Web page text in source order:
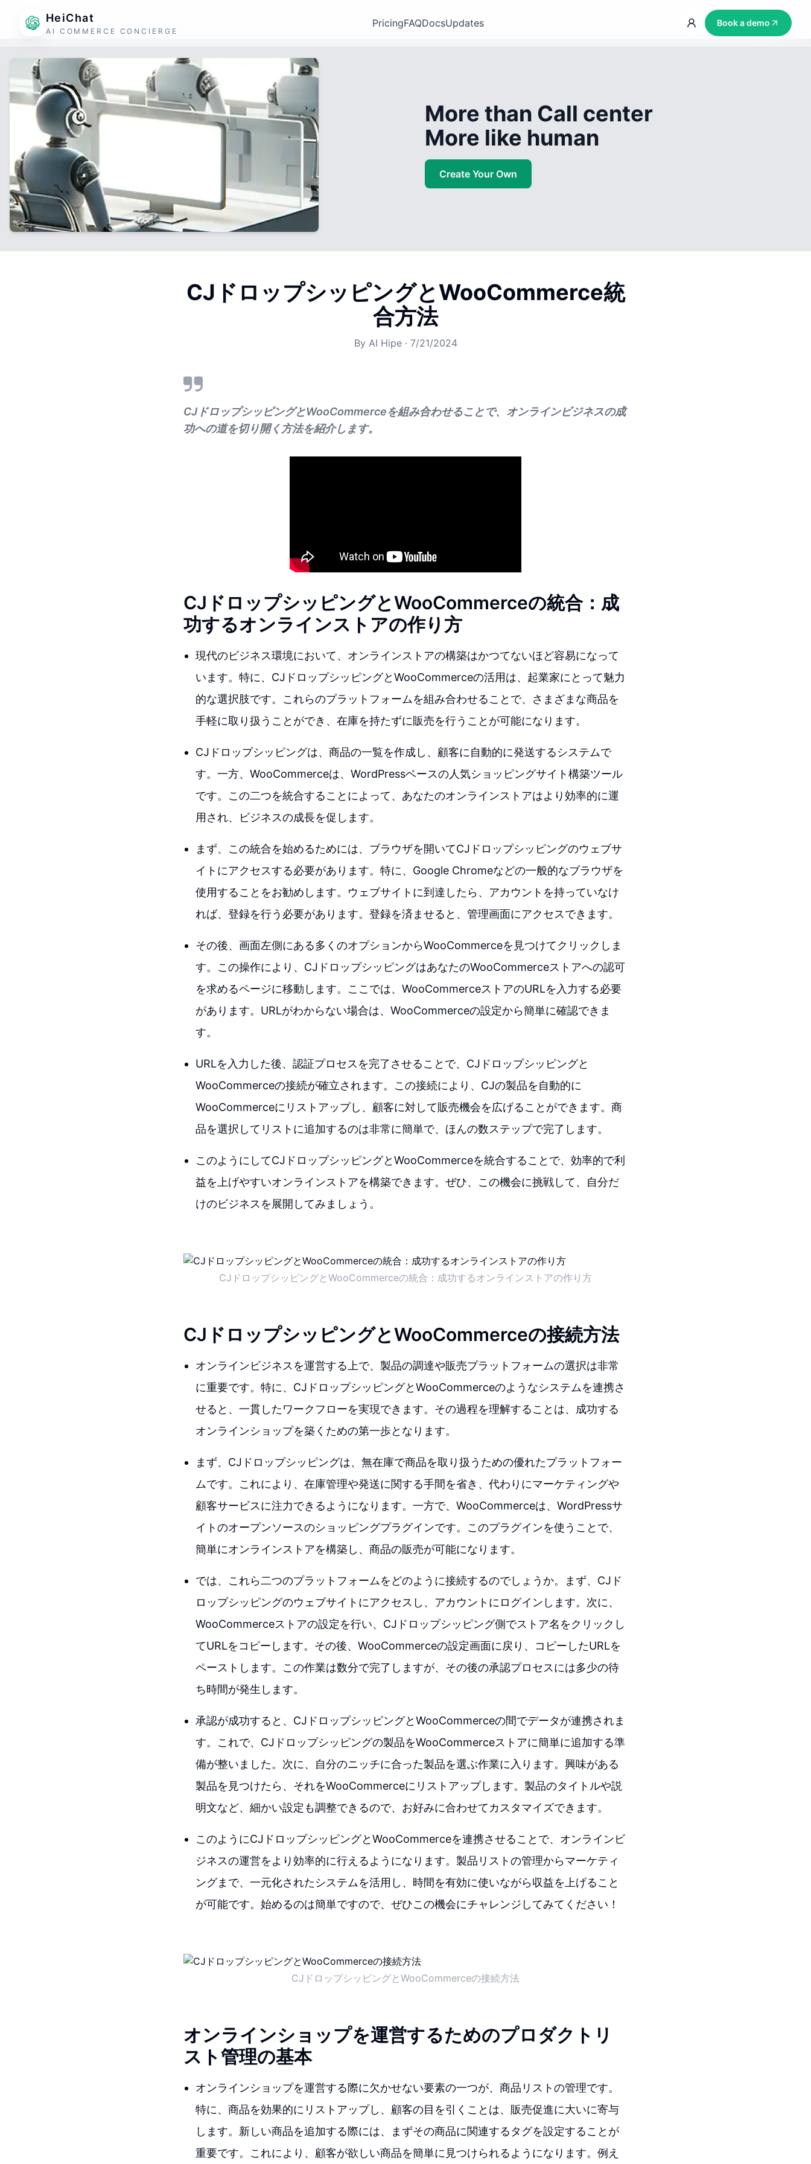
HeiChat
AI COMMERCE CONCIERGE
PricingFAQDocsUpdates Book a demo
More than Call center
More like human
Create Your Own
CJドロップシッピングとWooCommerce統
合方法
By AI Hipe· 7/21/2024
CJドロップシッピングとWooCommerceを組み合わせることで、オンラインビジネスの成
功への道を切り開く方法を紹介します。
CJドロップシッピングとWooCommerceの統合：成
功するオンラインストアの作り方
現代のビジネス環境において、オンラインストアの構築はかつてないほど容易になって
います。特に、CJドロップシッピングとWooCommerceの活用は、起業家にとって魅力
的な選択肢です。これらのプラットフォームを組み合わせることで、さまざまな商品を
手軽に取り扱うことができ、在庫を持たずに販売を行うことが可能になります。
CJドロップシッピングは、商品の一覧を作成し、顧客に自動的に発送するシステムで
す。一方、WooCommerceは、WordPressベースの人気ショッピングサイト構築ツール
です。この二つを統合することによって、あなたのオンラインストアはより効率的に運
用され、ビジネスの成長を促します。
まず、この統合を始めるためには、ブラウザを開いてCJドロップシッピングのウェブサ
イトにアクセスする必要があります。特に、Google Chromeなどの一般的なブラウザを
使用することをお勧めします。ウェブサイトに到達したら、アカウントを持っていなけ
れば、登録を行う必要があります。登録を済ませると、管理画面にアクセスできます。
その後、画面左側にある多くのオプションからWooCommerceを見つけてクリックしま
す。この操作により、CJドロップシッピングはあなたのWooCommerceストアへの認可
を求めるページに移動します。ここでは、WooCommerceストアのURLを入力する必要
があります。URLがわからない場合は、WooCommerceの設定から簡単に確認できま
す。
URLを入力した後、認証プロセスを完了させることで、CJドロップシッピングと
WooCommerceの接続が確立されます。この接続により、CJの製品を自動的に
WooCommerceにリストアップし、顧客に対して販売機会を広げることができます。商
品を選択してリストに追加するのは非常に簡単で、ほんの数ステップで完了します。
このようにしてCJドロップシッピングとWooCommerceを統合することで、効率的で利
益を上げやすいオンラインストアを構築できます。ぜひ、この機会に挑戦して、自分だ
けのビジネスを展開してみましょう。
CJドロップシッピングとWooCommerceの統合：成功するオンラインストアの作り方
CJドロップシッピングとWooCommerceの接続方法
オンラインビジネスを運営する上で、製品の調達や販売プラットフォームの選択は非常
に重要です。特に、CJドロップシッピングとWooCommerceのようなシステムを連携さ
せると、一貫したワークフローを実現できます。その過程を理解することは、成功する
オンラインショップを築くための第一歩となります。
まず、CJドロップシッピングは、無在庫で商品を取り扱うための優れたプラットフォー
ムです。これにより、在庫管理や発送に関する手間を省き、代わりにマーケティングや
顧客サービスに注力できるようになります。一方で、WooCommerceは、WordPressサ
イトのオープンソースのショッピングプラグインです。このプラグインを使うことで、
簡単にオンラインストアを構築し、商品の販売が可能になります。
では、これら二つのプラットフォームをどのように接続するのでしょうか。まず、CJド
ロップシッピングのウェブサイトにアクセスし、アカウントにログインします。次に、
WooCommerceストアの設定を行い、CJドロップシッピング側でストア名をクリックし
てURLをコピーします。その後、WooCommerceの設定画面に戻り、コピーしたURLを
ペーストします。この作業は数分で完了しますが、その後の承認プロセスには多少の待
ち時間が発生します。
承認が成功すると、CJドロップシッピングとWooCommerceの間でデータが連携されま
す。これで、CJドロップシッピングの製品をWooCommerceストアに簡単に追加する準
備が整いました。次に、自分のニッチに合った製品を選ぶ作業に入ります。興味がある
製品を見つけたら、それをWooCommerceにリストアップします。製品のタイトルや説
明文など、細かい設定も調整できるので、お好みに合わせてカスタマイズできます。
このようにCJドロップシッピングとWooCommerceを連携させることで、オンラインビ
ジネスの運営をより効率的に行えるようになります。製品リストの管理からマーケティ
ングまで、一元化されたシステムを活用し、時間を有効に使いながら収益を上げること
が可能です。始めるのは簡単ですので、ぜひこの機会にチャレンジしてみてください！
CJドロップシッピングとWooCommerceの接続方法
オンラインショップを運営するためのプロダクトリ
スト管理の基本
オンラインショップを運営する際に欠かせない要素の一つが、商品リストの管理です。
特に、商品を効果的にリストアップし、顧客の目を引くことは、販売促進に大いに寄与
します。新しい商品を追加する際には、まずその商品に関連するタグを設定することが
重要です。これにより、顧客が欲しい商品を簡単に見つけられるようになります。例え